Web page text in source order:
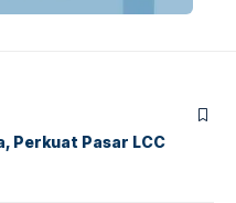
Perkuat Pasar LCC